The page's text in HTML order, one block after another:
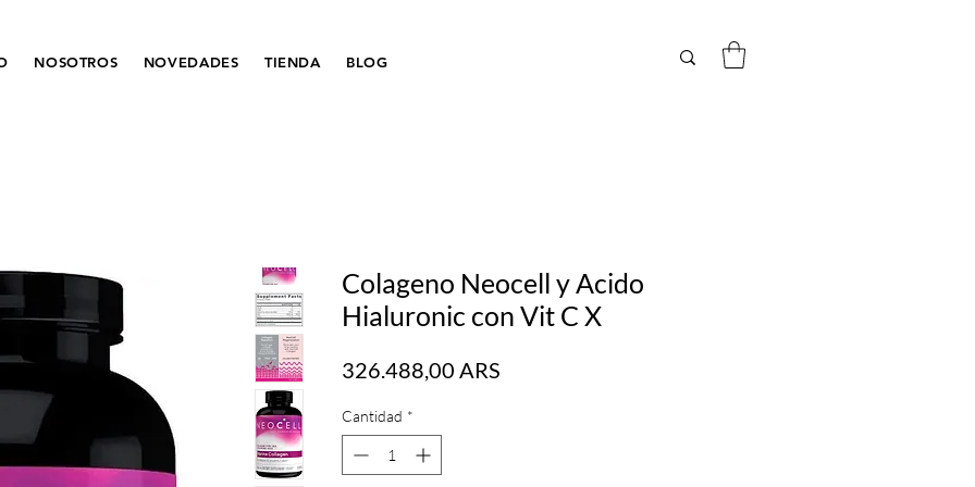
NOSOTROS NOVEDADES TIENDA BLOG
Colageno Neocell y Acido
Hialuronic con Vit C X
326.488,00 ARS
Cantidad *